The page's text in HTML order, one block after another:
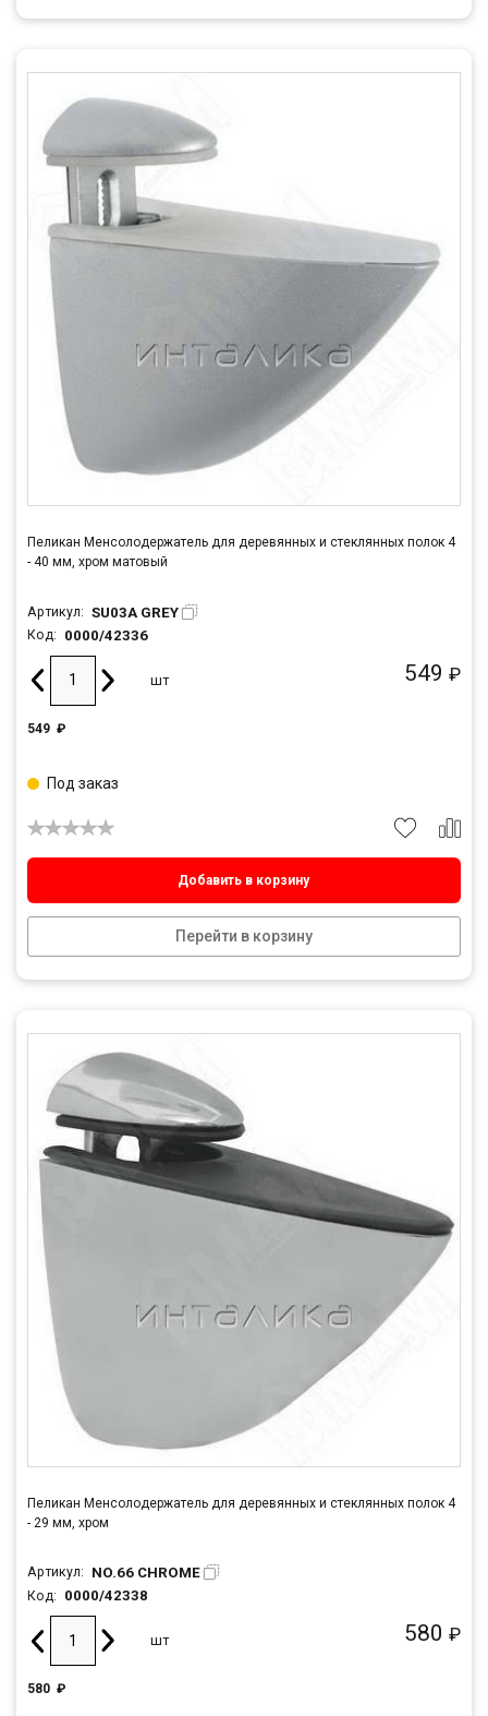
Пеликан Менсолодержатель для деревянных и стеклянных полок 4
- 40 мм, хром матовый
Артикул: SU03A GREY
Код: 0000/42336
549 ₽
шт
549 ₽
Добавить в корзину
Перейти в корзину
Под заказ
Пеликан Менсолодержатель для деревянных и стеклянных полок 4
- 29 мм, хром
Артикул: NO.66 CHROME
Код: 0000/42338
580 ₽
шт
580 ₽